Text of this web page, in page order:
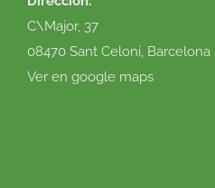
C\Major, 37
08470 Sant Celoni, Barcelona
Ver en google maps